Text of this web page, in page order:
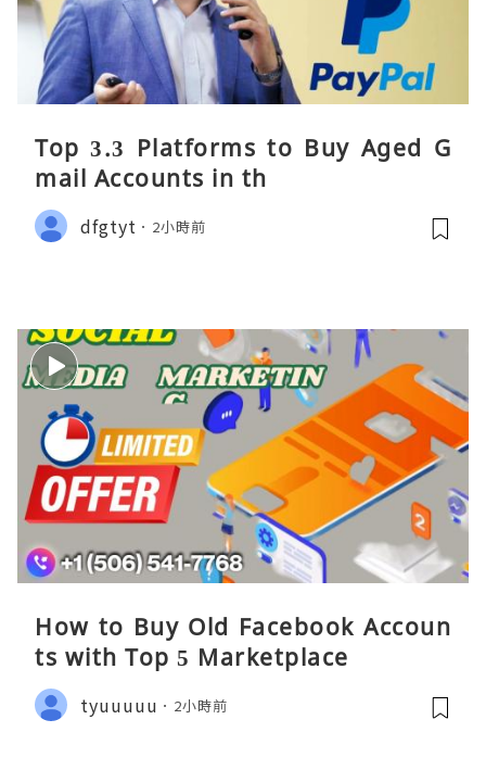
Top 3.3 Platforms to Buy Aged G
mail Accounts in th
dfgtyt 2小時前
How to Buy Old Facebook Accoun
ts​ with Top 5 Marketplace
tyuuuuu 2小時前